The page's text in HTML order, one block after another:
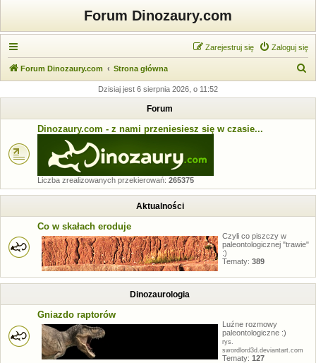
Forum Dinozaury.com
Zaloguj się
Zarejestruj się
Forum Dinozaury.com Strona główna
k
Dzisiaj jest 6 sierpnia 2026, o 11:52
Forum
Dinozaury.com - z nami przeniesiesz się w czasie...
Liczba zrealizowanych przekierowań: 265375
Aktualności
Co w skałach eroduje
Czyli co piszczy w
paleontologicznej "trawie"
:)
Tematy: 389
Dinozaurologia
Gniazdo raptorów
Luźne rozmowy
paleontologiczne :)
rys.
swordlord3d.deviantart.com
Tematy: 127